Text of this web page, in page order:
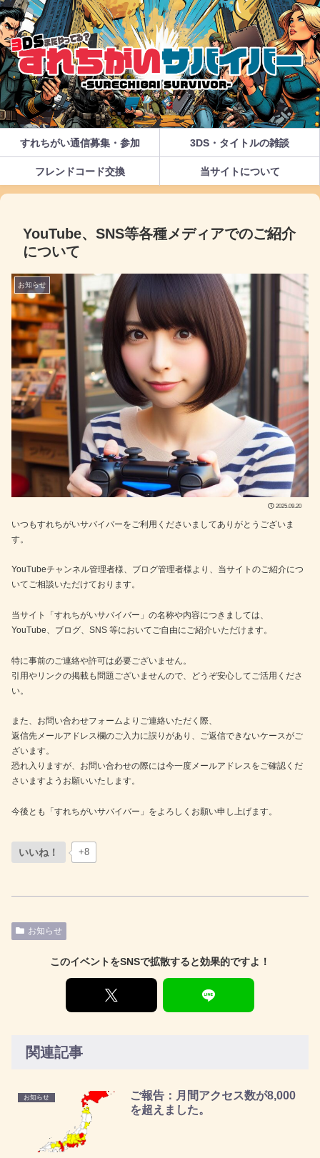
すれちがい通信募集・参加 3DS・タイトルの雑談
フレンドコード交換 当サイトについて
YouTube、SNS等各種メディアでのご紹介
について
お知らせ
2025.09.20
いつもすれちがいサバイバーをご利用くださいましてありがとうございま
す。
YouTubeチャンネル管理者様、ブログ管理者様より、当サイトのご紹介につ
いてご相談いただけております。
当サイト「すれちがいサバイバー」の名称や内容につきましては、
YouTube、ブログ、SNS 等においてご自由にご紹介いただけます。
特に事前のご連絡や許可は必要ございません。
引用やリンクの掲載も問題ございませんので、どうぞ安心してご活用くださ
い。
また、お問い合わせフォームよりご連絡いただく際、
返信先メールアドレス欄のご入力に誤りがあり、ご返信できないケースがご
ざいます。
恐れ入りますが、お問い合わせの際には今一度メールアドレスをご確認くだ
さいますようお願いいたします。
今後とも「すれちがいサバイバー」をよろしくお願い申し上げます。
いいね！ +8
お知らせ
このイベントをSNSで拡散すると効果的ですよ！
関連記事
お知らせ
ご報告：月間アクセス数が8,000
を超えました。